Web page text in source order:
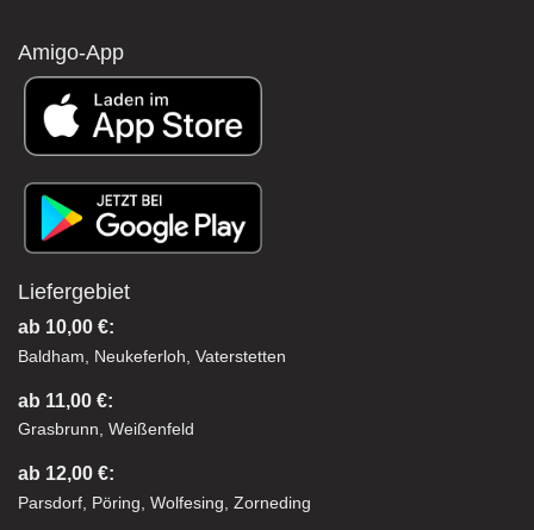
Amigo-App
Liefergebiet
ab 10,00 €:
Baldham, Neukeferloh, Vaterstetten
ab 11,00 €:
Grasbrunn, Weißenfeld
ab 12,00 €:
Parsdorf, Pöring, Wolfesing, Zorneding